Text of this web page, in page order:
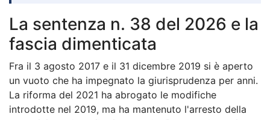
La sentenza n. 38 del 2026 e la
fascia dimenticata
Fra il 3 agosto 2017 e il 31 dicembre 2019 si è aperto
un vuoto che ha impegnato la giurisprudenza per anni.
La riforma del 2021 ha abrogato le modifiche
introdotte nel 2019, ma ha mantenuto l'arresto della